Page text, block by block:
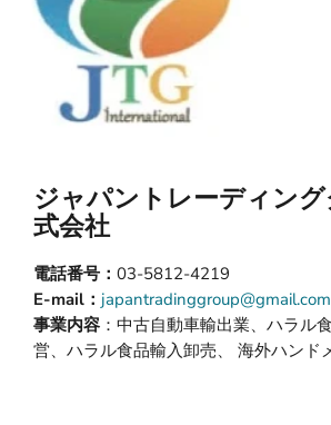
ジャパントレーディン
式会社
電話番号： 03-5812-4219
E-mail： japantradinggroup@gmail.com
事業内容 ：中古自動車輸出業、ハラル
営、ハラル食品輸入卸売、 海外ハンド